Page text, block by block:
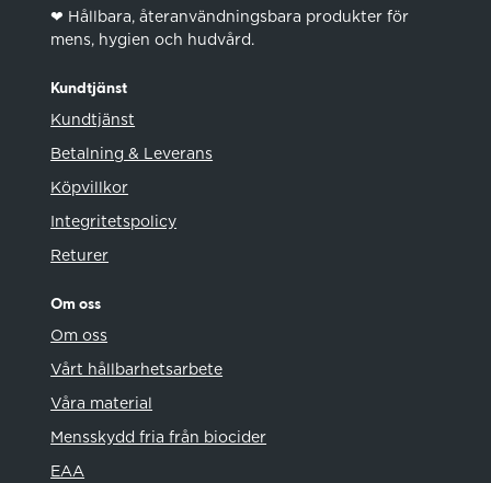
❤︎ Hållbara, återanvändningsbara produkter för
mens, hygien och hudvård.
Kundtjänst
Kundtjänst
Betalning & Leverans
Köpvillkor
Integritetspolicy
Returer
Om oss
Om oss
Vårt hållbarhetsarbete
Våra material
Mensskydd fria från biocider
EAA